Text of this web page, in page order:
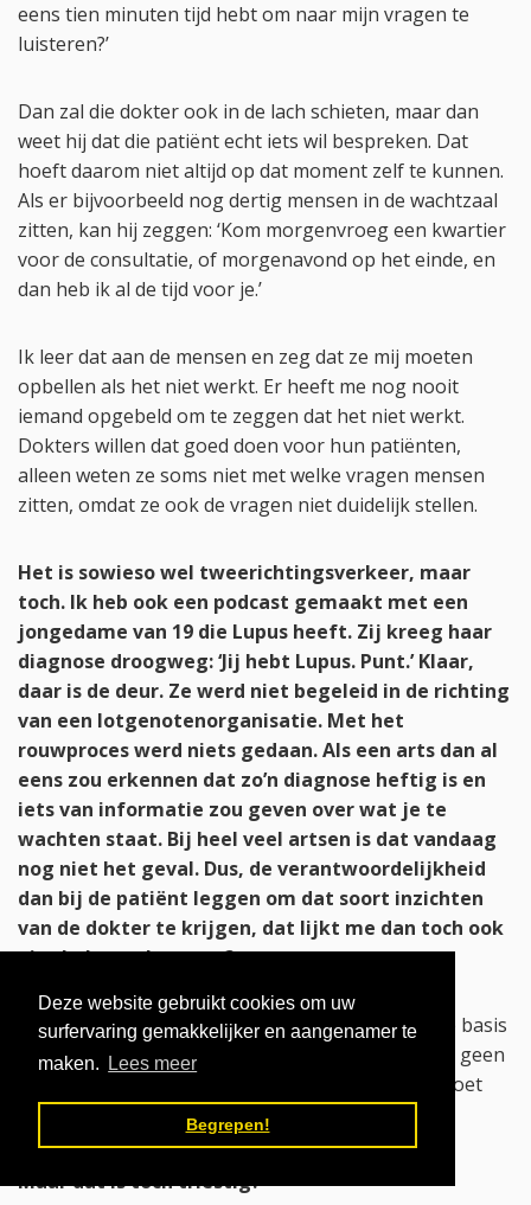
Deze website gebruikt cookies om uw
surfervaring gemakkelijker en aangenamer te
maken.
Lees meer
Begrepen!
eens tien minuten tijd hebt om naar mijn vragen te
luisteren?’
Dan zal die dokter ook in de lach schieten, maar dan
weet hij dat die patiënt echt iets wil bespreken. Dat
hoeft daarom niet altijd op dat moment zelf te kunnen.
Als er bijvoorbeeld nog dertig mensen in de wachtzaal
zitten, kan hij zeggen: ‘Kom morgenvroeg een kwartier
voor de consultatie, of morgenavond op het einde, en
dan heb ik al de tijd voor je.’
Ik leer dat aan de mensen en zeg dat ze mij moeten
opbellen als het niet werkt. Er heeft me nog nooit
iemand opgebeld om te zeggen dat het niet werkt.
Dokters willen dat goed doen voor hun patiënten,
alleen weten ze soms niet met welke vragen mensen
zitten, omdat ze ook de vragen niet duidelijk stellen.
Het is sowieso wel tweerichtingsverkeer, maar
toch. Ik heb ook een podcast gemaakt met een
jongedame van 19 die Lupus heeft. Zij kreeg haar
diagnose droogweg: ‘Jij hebt Lupus. Punt.’ Klaar,
daar is de deur. Ze werd niet begeleid in de richting
van een lotgenotenorganisatie. Met het
rouwproces werd niets gedaan. Als een arts dan al
eens zou erkennen dat zo’n diagnose heftig is en
iets van informatie zou geven over wat je te
wachten staat. Bij heel veel artsen is dat vandaag
nog niet het geval. Dus, de verantwoordelijkheid
dan bij de patiënt leggen om dat soort inzichten
van de dokter te krijgen, dat lijkt me dan toch ook
niet helemaal correct?
Die dokter kan de diagnose stellen van Lupus, op basis
van de cursus die zo’n ziekten beschrijft. Hij heeft geen
handleiding over hoe je daar met mensen over moet
Maar dat is toch triestig?